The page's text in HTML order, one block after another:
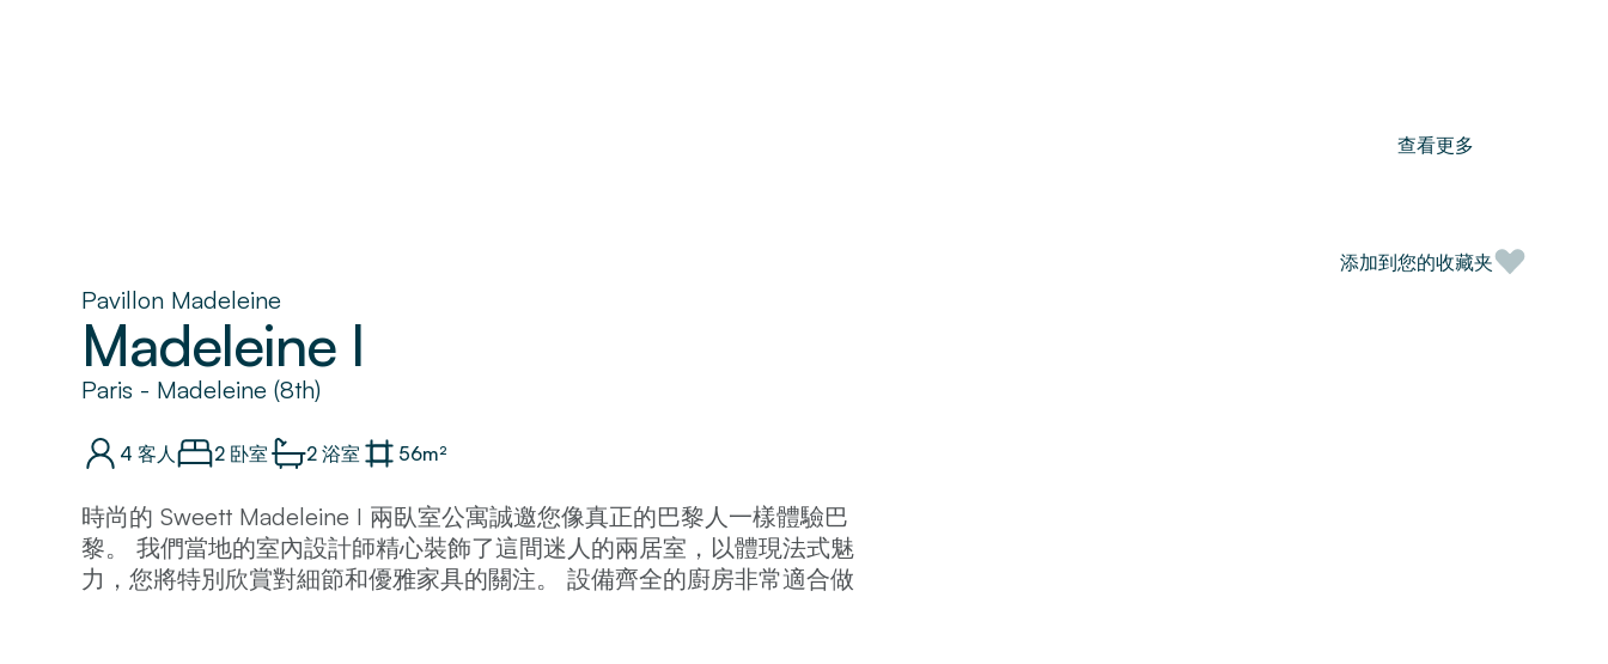
查看更多
Pavillon Madeleine
Madeleine I
Paris - Madeleine (8th)
4 客人 2 卧室 2 浴室 56m²
時尚的 Sweett Madeleine I 兩臥室公寓誠邀您像真正的巴黎人一樣體驗巴
黎。 我們當地的室內設計師精心裝飾了這間迷人的兩居室，以體現法式魅
力，您將特別欣賞對細節和優雅家具的關注。 設備齊全的廚房非常適合做
添加到您的收藏夹